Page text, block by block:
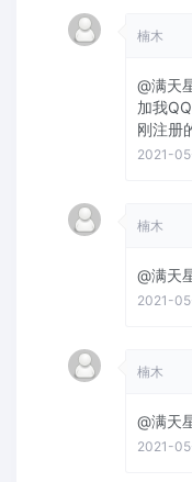
楠木
@满天
加我
刚注册
2021-
楠木
@满天
2021-
楠木
@满天
2021-